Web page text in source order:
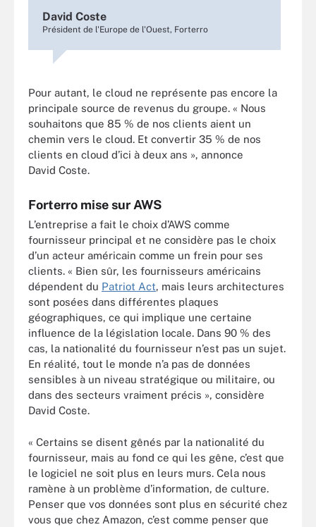
David Coste
Président de l'Europe de l'Ouest, Forterro
Pour autant, le cloud ne représente pas encore la
principale source de revenus du groupe. « Nous
souhaitons que 85 % de nos clients aient un
chemin vers le cloud. Et convertir 35 % de nos
clients en cloud d’ici à deux ans », annonce
David Coste.
Forterro mise sur AWS
L’entreprise a fait le choix d’AWS comme
fournisseur principal et ne considère pas le choix
d’un acteur américain comme un frein pour ses
clients. « Bien sûr, les fournisseurs américains
dépendent du Patriot Act, mais leurs architectures
sont posées dans différentes plaques
géographiques, ce qui implique une certaine
influence de la législation locale. Dans 90 % des
cas, la nationalité du fournisseur n’est pas un sujet.
En réalité, tout le monde n’a pas de données
sensibles à un niveau stratégique ou militaire, ou
dans des secteurs vraiment précis », considère
David Coste.
« Certains se disent gênés par la nationalité du
fournisseur, mais au fond ce qui les gêne, c’est que
le logiciel ne soit plus en leurs murs. Cela nous
ramène à un problème d’information, de culture.
Penser que vos données sont plus en sécurité chez
vous que chez Amazon, c’est comme penser que